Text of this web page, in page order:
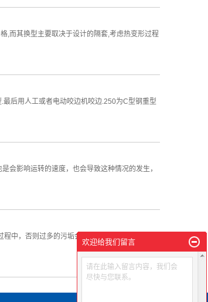
,而其换型主要取决于设计的隔套,考虑热变形过程
后用人工或者电动咬边机咬边.250为C型钢重型
会影响运转的速度，也会导致这种情况的发生，
中，否则过多的污垢会影响压瓦机的正常运转，
欢迎给我们留言
请在此输入留言内容，我们会
尽快与您联系。